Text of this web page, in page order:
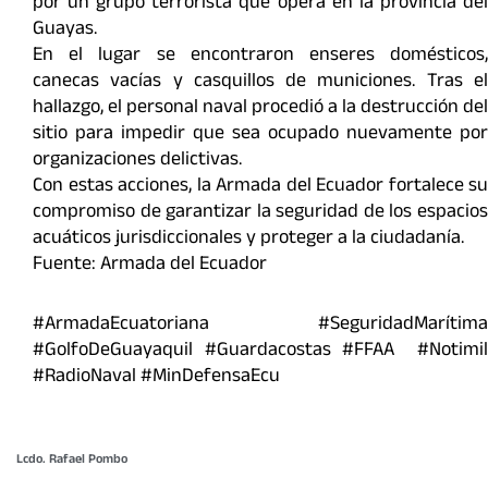
Guayas.
En el lugar se encontraron enseres domésticos,
canecas vacías y casquillos de municiones. Tras el
hallazgo, el personal naval procedió a la destrucción del
sitio para impedir que sea ocupado nuevamente por
organizaciones delictivas.
Con estas acciones, la Armada del Ecuador fortalece su
compromiso de garantizar la seguridad de los espacios
acuáticos jurisdiccionales y proteger a la ciudadanía.
Fuente: Armada del Ecuador
#ArmadaEcuatoriana #SeguridadMarítima
#GolfoDeGuayaquil #Guardacostas #FFAA #Notimil
#RadioNaval #MinDefensaEcu
Lcdo. Rafael Pombo